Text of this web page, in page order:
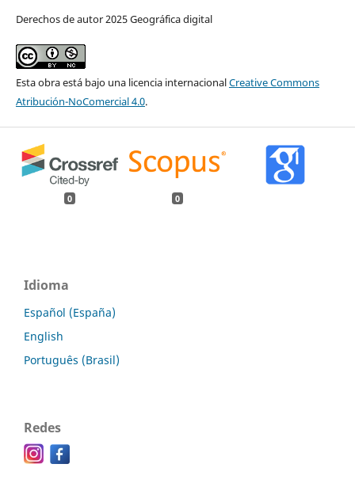
Derechos de autor 2025 Geográfica digital
Esta obra está bajo una licencia internacionalCreative Commons
Atribución-NoComercial 4.0.
0 0
Idioma
Español (España)
English
Português (Brasil)
Redes